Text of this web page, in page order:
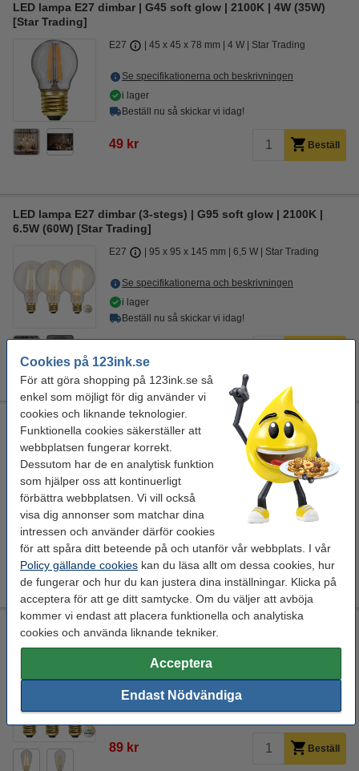
Cookies på 123ink.se
För att göra shopping på 123ink.se så
enkel som möjligt för dig använder vi
cookies och liknande teknologier.
Funktionella cookies säkerställer att
webbplatsen fungerar korrekt.
Dessutom har de en analytisk funktion
som hjälper oss att kontinuerligt
förbättra webbplatsen. Vi vill också
visa dig annonser som matchar dina
intressen och använder därför cookies
för att spåra ditt beteende på och utanför vår webbplats. I vår
Policy gällande cookies kan du läsa allt om dessa cookies, hur
de fungerar och hur du kan justera dina inställningar. Klicka på
acceptera för att ge ditt samtycke. Om du väljer att avböja
kommer vi endast att placera funktionella och analytiska
cookies och använda liknande tekniker.
Acceptera
Endast Nödvändiga
LED lampa E27 dimbar | G45 soft glow | 2100K | 4W (35W)
[Star Trading]
E27 45 x 45 x 78 mm 4 W Star Trading
Se specifikationerna och beskrivningen
i lager
Beställ nu så skickar vi idag!
49 kr Beställ
LED lampa E27 dimbar (3-stegs) | G95 soft glow | 2100K |
6.5W (60W) [Star Trading]
E27 95 x 95 x 145 mm 6,5 W Star Trading
Se specifikationerna och beskrivningen
i lager
Beställ nu så skickar vi idag!
LED lampa E27 dimbar | ST64 | soft glow | 3.6W [Star
Trading]
64 x 64 x 142 mm transparent Star Trading
Se specifikationerna och beskrivningen
Beställ nu så skickar vi idag!
Beställ
LED lampa E27 dimbar (3-stegs) | ST64 soft glow | 2100K |
6.5 W Ra> 80 -20 till +40 °C
Se specifikationerna och beskrivningen
EU-lager
89 kr Beställ